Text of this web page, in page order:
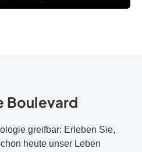
Boulevard
greifbar: Erleben Sie,
heute unser Leben